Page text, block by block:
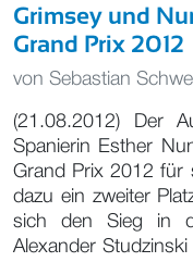
Grimsey und
Grand Prix 2012
von Sebastian
(21.08.2012) Der
Spanierin Esther
Grand Prix 2012 für
dazu ein zweiter
sich den Sieg in
Alexander